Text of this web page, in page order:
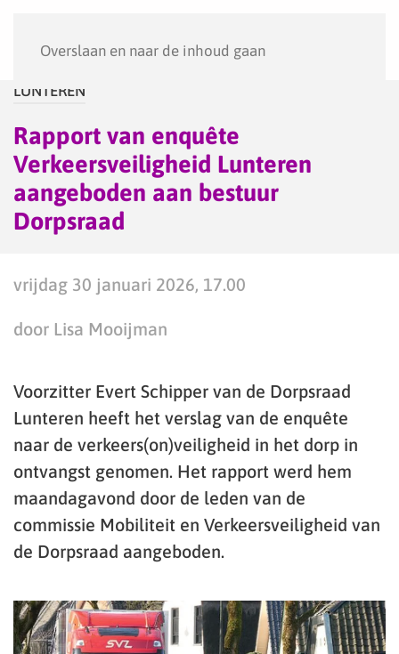
Overslaan en naar de inhoud gaan
LUNTEREN
Rapport van enquête
Verkeersveiligheid Lunteren
aangeboden aan bestuur
Dorpsraad
vrijdag 30 januari 2026, 17.00
door Lisa Mooijman
Voorzitter Evert Schipper van de Dorpsraad
Lunteren heeft het verslag van de enquête
naar de verkeers(on)veiligheid in het dorp in
ontvangst genomen. Het rapport werd hem
maandagavond door de leden van de
commissie Mobiliteit en Verkeersveiligheid van
de Dorpsraad aangeboden.